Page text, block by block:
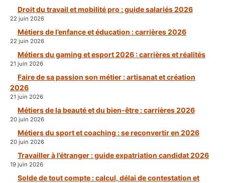
Droit du travail et mobilité pro : guide salariés 2026
22 juin 2026
Métiers de l’enfance et éducation : carrières 2026
22 juin 2026
Métiers du gaming et esport 2026 : carrières et réalités
21 juin 2026
Faire de sa passion son métier : artisanat et création
2026
21 juin 2026
Métiers de la beauté et du bien-être : carrières 2026
20 juin 2026
Métiers du sport et coaching : se reconvertir en 2026
20 juin 2026
Travailler à l’étranger : guide expatriation candidat 2026
19 juin 2026
Solde de tout compte : calcul, délai de contestation et